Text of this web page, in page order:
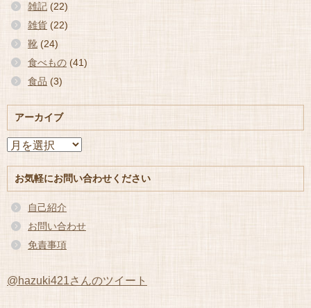
雑記 (22)
雑貨 (22)
靴 (24)
食べもの (41)
食品 (3)
アーカイブ
ア
イ
ブ
お気軽にお問い合わせください
自己紹介
お問い合わせ
免責事項
@hazuki421さんのツイート